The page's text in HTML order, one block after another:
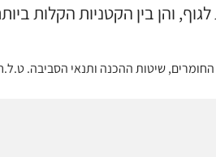
והן בין הקטניות הקלות
שיטות ההכנה ותנאי הסביבה.